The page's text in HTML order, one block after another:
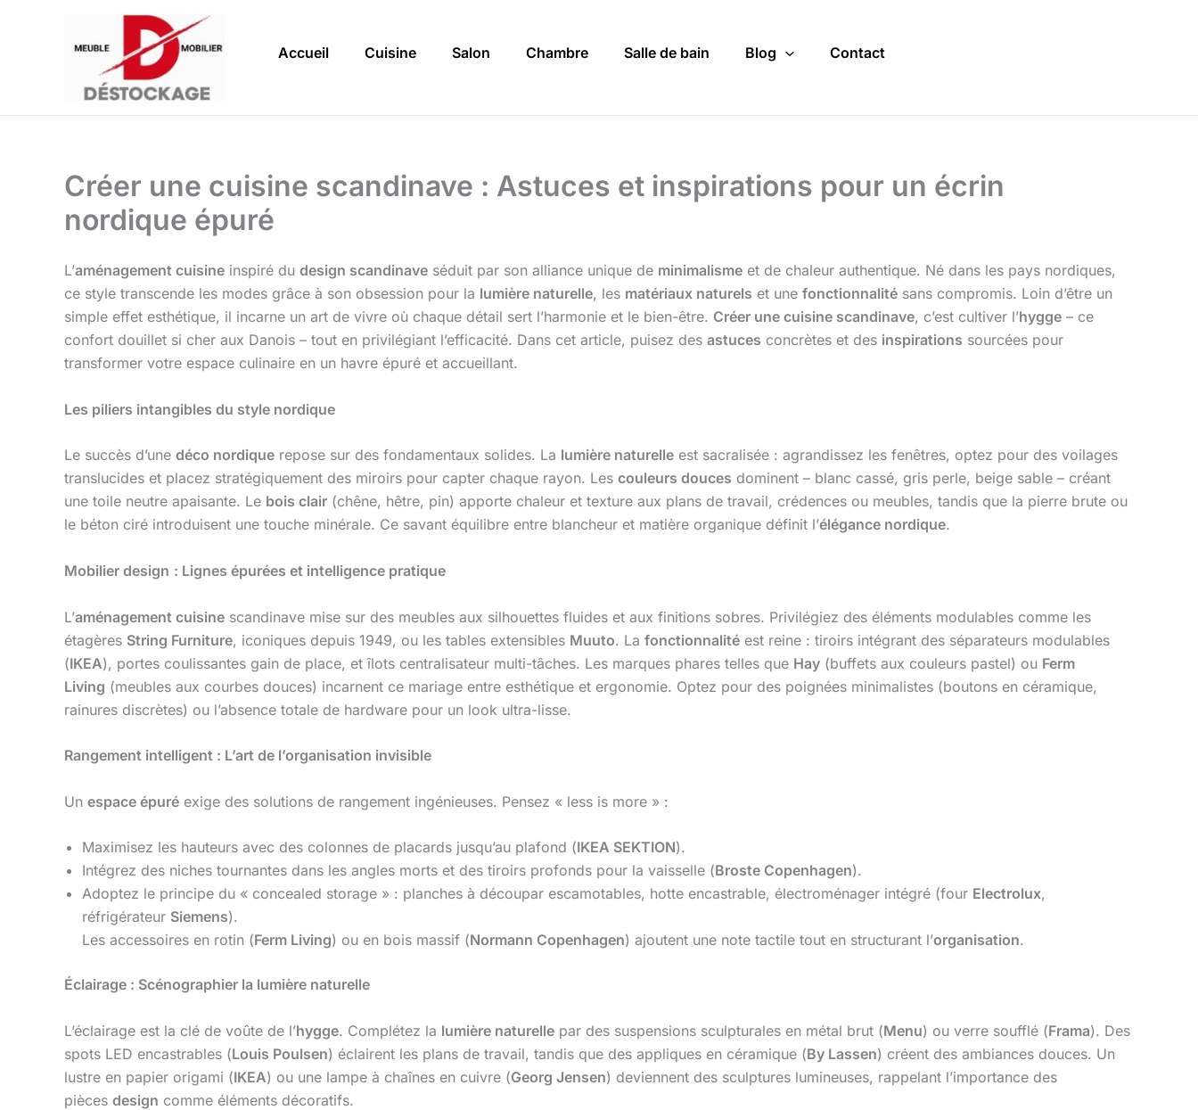
Accueil Cuisine Salon Chambre Salle de bain Blog Contact
Créer une cuisine scandinave : Astuces et inspirations pour un écrin
nordique épuré
L’aménagement cuisine inspiré du design scandinave séduit par son alliance unique de minimalisme et de chaleur authentique. Né dans les pays nordiques,
ce style transcende les modes grâce à son obsession pour la lumière naturelle, les matériaux naturels et une fonctionnalité sans compromis. Loin d’être un
simple effet esthétique, il incarne un art de vivre où chaque détail sert l’harmonie et le bien-être. Créer une cuisine scandinave, c’est cultiver l’hygge – ce
confort douillet si cher aux Danois – tout en privilégiant l’efficacité. Dans cet article, puisez des astuces concrètes et des inspirations sourcées pour
transformer votre espace culinaire en un havre épuré et accueillant.
Les piliers intangibles du style nordique
Le succès d’une déco nordique repose sur des fondamentaux solides. La lumière naturelle est sacralisée : agrandissez les fenêtres, optez pour des voilages
translucides et placez stratégiquement des miroirs pour capter chaque rayon. Les couleurs douces dominent – blanc cassé, gris perle, beige sable – créant
une toile neutre apaisante. Le bois clair (chêne, hêtre, pin) apporte chaleur et texture aux plans de travail, crédences ou meubles, tandis que la pierre brute ou
le béton ciré introduisent une touche minérale. Ce savant équilibre entre blancheur et matière organique définit l’élégance nordique.
Mobilier design : Lignes épurées et intelligence pratique
L’aménagement cuisine scandinave mise sur des meubles aux silhouettes fluides et aux finitions sobres. Privilégiez des éléments modulables comme les
étagères String Furniture, iconiques depuis 1949, ou les tables extensibles Muuto. La fonctionnalité est reine : tiroirs intégrant des séparateurs modulables
(IKEA), portes coulissantes gain de place, et îlots centralisateur multi-tâches. Les marques phares telles que Hay (buffets aux couleurs pastel) ou Ferm
Living (meubles aux courbes douces) incarnent ce mariage entre esthétique et ergonomie. Optez pour des poignées minimalistes (boutons en céramique,
rainures discrètes) ou l’absence totale de hardware pour un look ultra-lisse.
Rangement intelligent : L’art de l’organisation invisible
Un espace épuré exige des solutions de rangement ingénieuses. Pensez « less is more » :
Maximisez les hauteurs avec des colonnes de placards jusqu’au plafond (IKEA SEKTION).
Intégrez des niches tournantes dans les angles morts et des tiroirs profonds pour la vaisselle (Broste Copenhagen).
Adoptez le principe du « concealed storage » : planches à découpar escamotables, hotte encastrable, électroménager intégré (four Electrolux,
réfrigérateur Siemens).
Les accessoires en rotin (Ferm Living) ou en bois massif (Normann Copenhagen) ajoutent une note tactile tout en structurant l’organisation.
Éclairage : Scénographier la lumière naturelle
L’éclairage est la clé de voûte de l’hygge. Complétez la lumière naturelle par des suspensions sculpturales en métal brut (Menu) ou verre soufflé (Frama). Des
spots LED encastrables (Louis Poulsen) éclairent les plans de travail, tandis que des appliques en céramique (By Lassen) créent des ambiances douces. Un
lustre en papier origami (IKEA) ou une lampe à chaînes en cuivre (Georg Jensen) deviennent des sculptures lumineuses, rappelant l’importance des
pièces design comme éléments décoratifs.